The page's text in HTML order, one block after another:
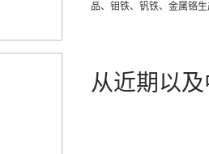
品、钼铁、钒铁、金属铬
从近期以